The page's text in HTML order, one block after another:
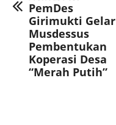
PemDes
Girimukti Gelar
Musdessus
Pembentukan
Koperasi Desa
“Merah Putih”